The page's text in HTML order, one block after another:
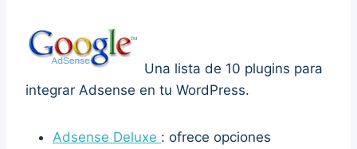
Una lista de 10 plugins para
integrar Adsense en tu WordPress.
Adsense Deluxe : ofrece opciones